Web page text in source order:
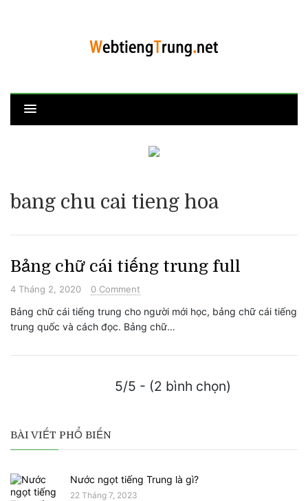
bang chu cai tieng hoa
Bảng chữ cái tiếng trung full
4 Tháng 2, 2020 0 Comment
Bảng chữ cái tiếng trung cho người mới học, bảng chữ cái tiếng
trung quốc và cách đọc. Bảng chữ…
5/5 - (2 bình chọn)
BÀI VIẾT PHỔ BIẾN
Nước ngọt tiếng Trung là gì?
22 Tháng 7, 2023